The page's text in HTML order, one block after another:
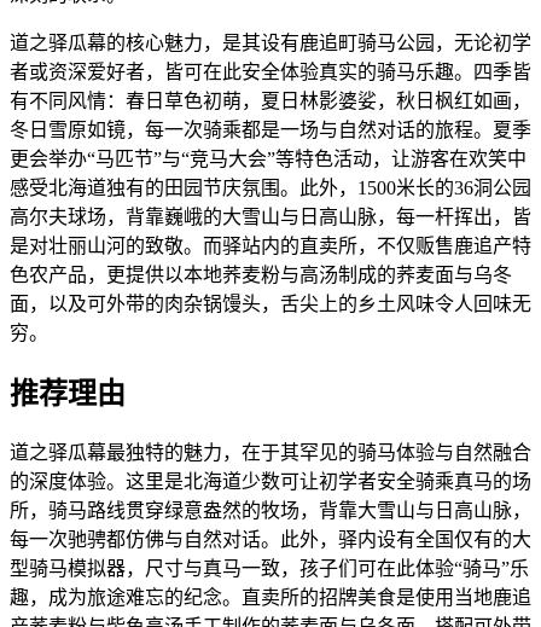
道之驿瓜幕的核心魅力，是其设有鹿追町骑马公园，无论初学
者或资深爱好者，皆可在此安全体验真实的骑马乐趣。四季皆
有不同风情：春日草色初萌，夏日林影婆娑，秋日枫红如画，
冬日雪原如镜，每一次骑乘都是一场与自然对话的旅程。夏季
更会举办“马匹节”与“竞马大会”等特色活动，让游客在欢笑中
感受北海道独有的田园节庆氛围。此外，1500米长的36洞公园
高尔夫球场，背靠巍峨的大雪山与日高山脉，每一杆挥出，皆
是对壮丽山河的致敬。而驿站内的直卖所，不仅贩售鹿追产特
色农产品，更提供以本地荞麦粉与高汤制成的荞麦面与乌冬
面，以及可外带的肉杂锅馒头，舌尖上的乡土风味令人回味无
穷。
推荐理由
道之驿瓜幕最独特的魅力，在于其罕见的骑马体验与自然融合
的深度体验。这里是北海道少数可让初学者安全骑乘真马的场
所，骑马路线贯穿绿意盎然的牧场，背靠大雪山与日高山脉，
每一次驰骋都仿佛与自然对话。此外，驿内设有全国仅有的大
型骑马模拟器，尺寸与真马一致，孩子们可在此体验“骑马”乐
趣，成为旅途难忘的纪念。直卖所的招牌美食是使用当地鹿追